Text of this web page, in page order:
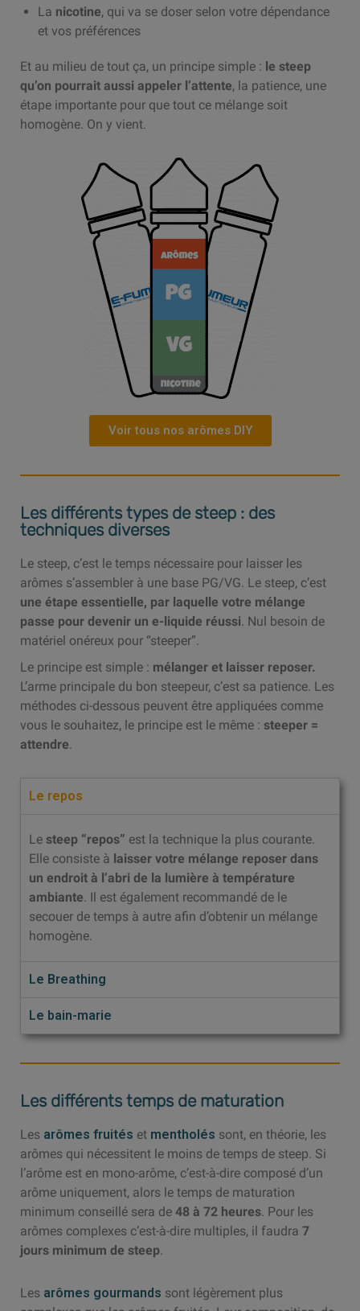
La nicotine, qui va se doser selon votre dépendance
et vos préférences
Et au milieu de tout ça, un principe simple : le steep
qu’on pourrait aussi appeler l’attente, la patience, une
étape importante pour que tout ce mélange soit
homogène. On y vient.
Voir tous nos arômes DIY
Les différents types de steep : des
techniques diverses
Le steep, c’est le temps nécessaire pour laisser les
arômes s’assembler à une base PG/VG. Le steep, c’est
une étape essentielle, par laquelle votre mélange
passe pour devenir un e-liquide réussi. Nul besoin de
matériel onéreux pour “steeper”.
Le principe est simple : mélanger et laisser reposer.
L’arme principale du bon steepeur, c’est sa patience. Les
méthodes ci-dessous peuvent être appliquées comme
vous le souhaitez, le principe est le même : steeper =
attendre.
Le repos
Le steep “repos” est la technique la plus courante.
Elle consiste à laisser votre mélange reposer dans
un endroit à l’abri de la lumière à température
ambiante. Il est également recommandé de le
secouer de temps à autre afin d’obtenir un mélange
homogène.
Le Breathing
Le bain-marie
Les différents temps de maturation
Les arômes fruités et mentholés sont, en théorie, les
arômes qui nécessitent le moins de temps de steep. Si
l’arôme est en mono-arôme, c’est-à-dire composé d’un
arôme uniquement, alors le temps de maturation
minimum conseillé sera de 48 à 72 heures. Pour les
arômes complexes c’est-à-dire multiples, il faudra 7
jours minimum de steep.
Les arômes gourmands sont légèrement plus